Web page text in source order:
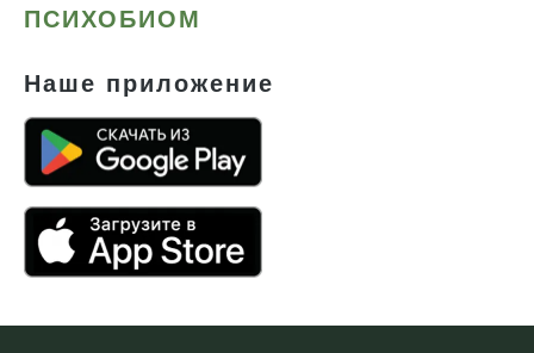
ПСИХОБИОМ
Наше приложение